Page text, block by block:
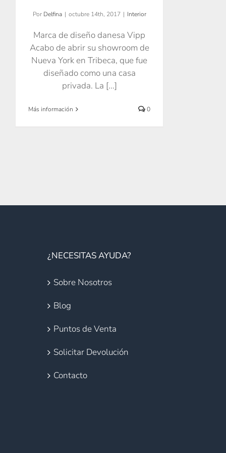
Por Delfina | octubre 14th, 2017 | Interior
Marca de diseño danesa Vipp
Acabo de abrir su showroom de
Nueva York en Tribeca, que fue
diseñado como una casa
privada. La [...]
Más información 0
¿NECESITAS AYUDA?
Sobre Nosotros
Blog
Puntos de Venta
Solicitar Devolución
Contacto